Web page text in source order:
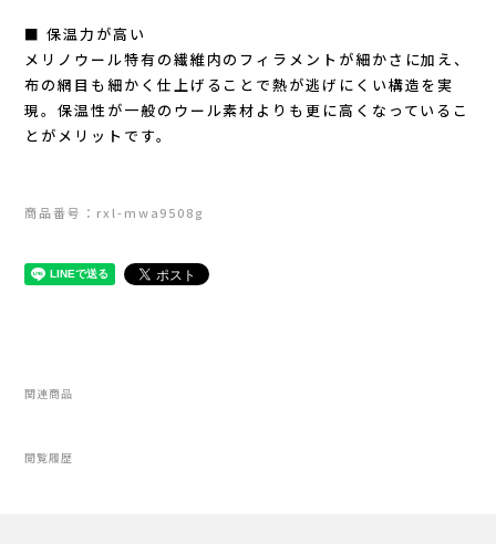
RYOGEN(リョウゲン)
SALOMON(サロモン)
■ 保温力が高い
メリノウール特有の繊維内のフィラメントが細かさに加え、
布の網目も細かく仕上げることで熱が逃げにくい構造を実
現。保温性が一般のウール素材よりも更に高くなっているこ
とがメリットです。
商品番号：rxl-mwa9508g
関連商品
閲覧履歴